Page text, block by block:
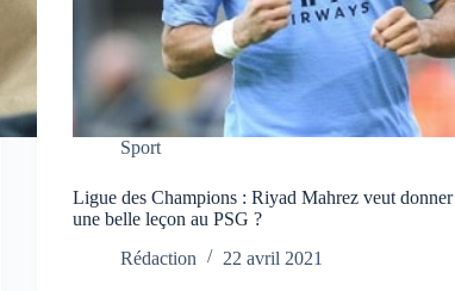
Sport
Ligue des Champions : Riyad Mahrez veut donner
une belle leçon au PSG ?
Rédaction
22 avril 2021